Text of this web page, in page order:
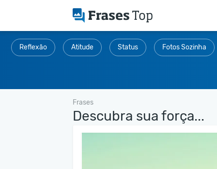
Reflexão Atitude Status Fotos Sozinha
Frases
Descubra sua força...